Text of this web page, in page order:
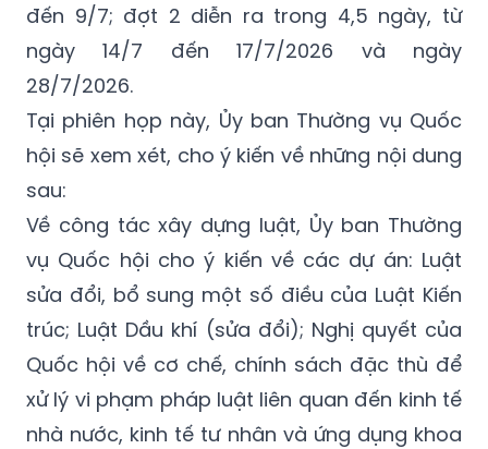
đến 9/7; đợt 2 diễn ra trong 4,5 ngày, từ
ngày 14/7 đến 17/7/2026 và ngày
28/7/2026.
Tại phiên họp này, Ủy ban Thường vụ Quốc
hội sẽ xem xét, cho ý kiến về những nội dung
sau:
Về công tác xây dựng luật, Ủy ban Thường
vụ Quốc hội cho ý kiến về các dự án: Luật
sửa đổi, bổ sung một số điều của Luật Kiến
trúc; Luật Dầu khí (sửa đổi); Nghị quyết của
Quốc hội về cơ chế, chính sách đặc thù để
xử lý vi phạm pháp luật liên quan đến kinh tế
nhà nước, kinh tế tư nhân và ứng dụng khoa